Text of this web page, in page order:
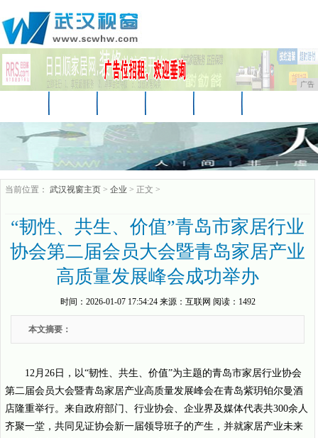
广告
家居 企业
当前位置： 武汉视窗主页 > 企业 > 正文 >
“韧性、共生、价值”青岛市家居行业
协会第二届会员大会暨青岛家居产业
高质量发展峰会成功举办
时间： 2026-01-07 17:54:24来源： 互联网 阅读：1492
本文摘要：
12月26日，以“韧性、共生、价值”为主题的青岛市家居行业协会
第二届会员大会暨青岛家居产业高质量发展峰会在青岛紫玥铂尔曼酒
店隆重举行。来自政府部门、行业协会、企业界及媒体代表共300余人
齐聚一堂，共同见证协会新一届领导班子的产生，并就家居产业未来